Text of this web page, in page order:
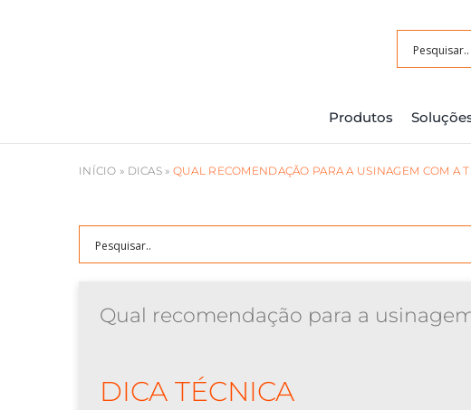
Produtos
INÍCIO » DICAS» QUAL RECOMENDAÇÃO PARA A USINAGEM COM A
Qual recomendação para a
DICA TÉCNICA